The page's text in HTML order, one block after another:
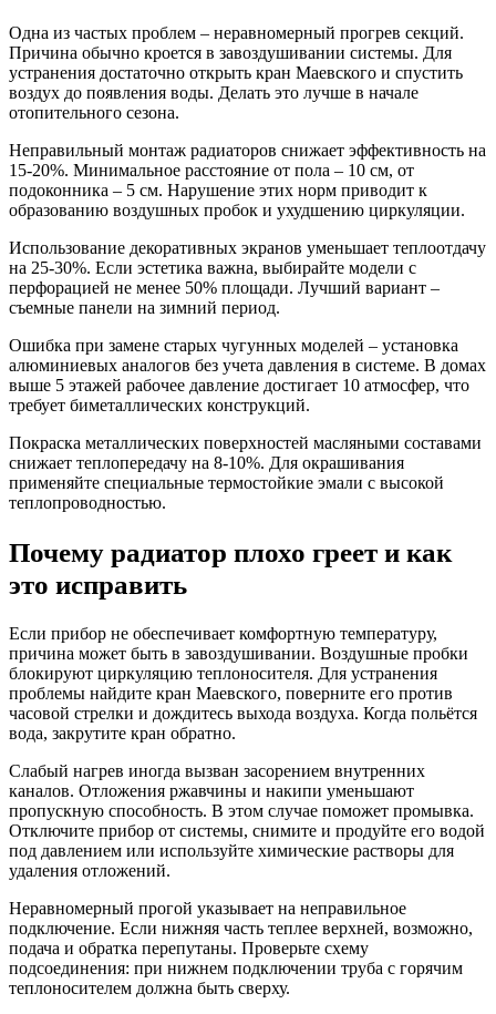
Одна из частых проблем – неравномерный прогрев секций.
Причина обычно кроется в завоздушивании системы. Для
устранения достаточно открыть кран Маевского и спустить
воздух до появления воды. Делать это лучше в начале
отопительного сезона.
Неправильный монтаж радиаторов снижает эффективность на
15-20%. Минимальное расстояние от пола – 10 см, от
подоконника – 5 см. Нарушение этих норм приводит к
образованию воздушных пробок и ухудшению циркуляции.
Использование декоративных экранов уменьшает теплоотдачу
на 25-30%. Если эстетика важна, выбирайте модели с
перфорацией не менее 50% площади. Лучший вариант –
съемные панели на зимний период.
Ошибка при замене старых чугунных моделей – установка
алюминиевых аналогов без учета давления в системе. В домах
выше 5 этажей рабочее давление достигает 10 атмосфер, что
требует биметаллических конструкций.
Покраска металлических поверхностей масляными составами
снижает теплопередачу на 8-10%. Для окрашивания
применяйте специальные термостойкие эмали с высокой
теплопроводностью.
Почему радиатор плохо греет и как
это исправить
Если прибор не обеспечивает комфортную температуру,
причина может быть в завоздушивании. Воздушные пробки
блокируют циркуляцию теплоносителя. Для устранения
проблемы найдите кран Маевского, поверните его против
часовой стрелки и дождитесь выхода воздуха. Когда польётся
вода, закрутите кран обратно.
Слабый нагрев иногда вызван засорением внутренних
каналов. Отложения ржавчины и накипи уменьшают
пропускную способность. В этом случае поможет промывка.
Отключите прибор от системы, снимите и продуйте его водой
под давлением или используйте химические растворы для
удаления отложений.
Неравномерный прогой указывает на неправильное
подключение. Если нижняя часть теплее верхней, возможно,
подача и обратка перепутаны. Проверьте схему
подсоединения: при нижнем подключении труба с горячим
теплоносителем должна быть сверху.